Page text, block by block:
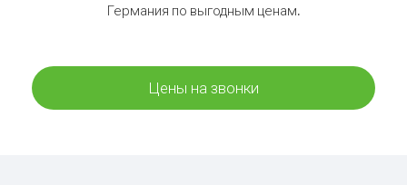
Германия по выгодным ценам.
Цены на звонки